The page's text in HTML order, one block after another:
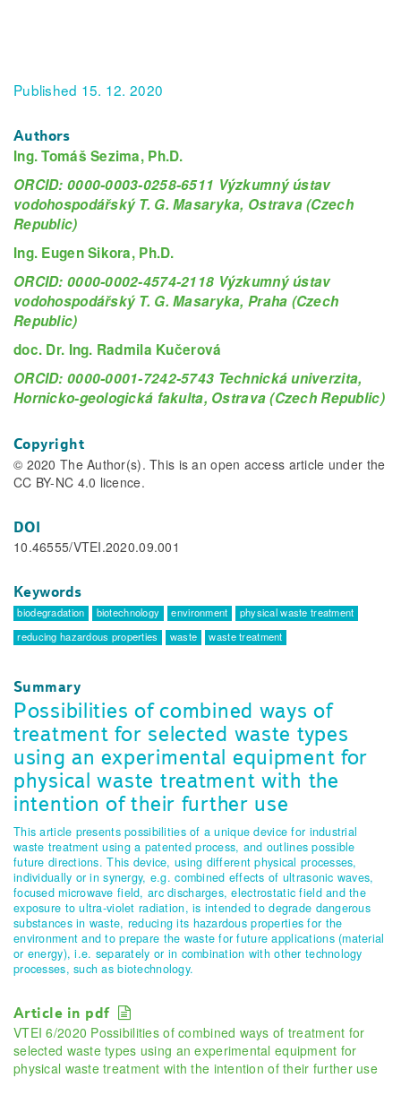
Published 15. 12. 2020
Authors
Ing. Tomáš Sezima, Ph.D.
ORCID: 0000-0003-0258-6511 Výzkumný ústav
vodohospodářský T. G. Masaryka, Ostrava (Czech
Republic)
Ing. Eugen Sikora, Ph.D.
ORCID: 0000-0002-4574-2118 Výzkumný ústav
vodohospodářský T. G. Masaryka, Praha (Czech
Republic)
doc. Dr. Ing. Radmila Kučerová
ORCID: 0000-0001-7242-5743 Technická univerzita,
Hornicko-geologická fakulta, Ostrava (Czech Republic)
Copyright
© 2020 The Author(s). This is an open access article under the
CC BY-NC 4.0 licence.
DOI
10.46555/VTEI.2020.09.001
Keywords
biodegradation biotechnology environment
physical waste treatment
reducing hazardous properties
waste waste treatment
Summary
Possibilities of combined ways of
treatment for selected waste types
using an experimental equipment for
physical waste treatment with the
intention of their further use
This article presents possibilities of a unique device for industrial
waste treatment using a patented process, and outlines possible
future directions. This device, using different physical processes,
individually or in synergy, e.g. combined effects of ultrasonic waves,
focused microwave field, arc discharges, electrostatic field and the
exposure to ultra-violet radiation, is intended to degrade dangerous
substances in waste, reducing its hazardous properties for the
environment and to prepare the waste for future applications (material
or energy), i.e. separately or in combination with other technology
processes, such as biotechnology.
Article in pdf
VTEI 6/2020 Possibilities of combined ways of treatment for
selected waste types using an experimental equipment for
physical waste treatment with the intention of their further use